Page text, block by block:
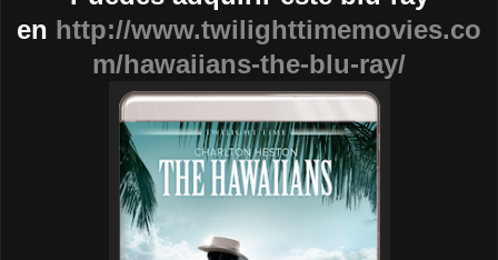
en http://www.twilighttimemovies.co
m/hawaiians-the-blu-ray/